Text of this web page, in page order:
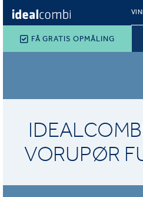
FÅ GRATIS OPMÅLING
VORUPØR